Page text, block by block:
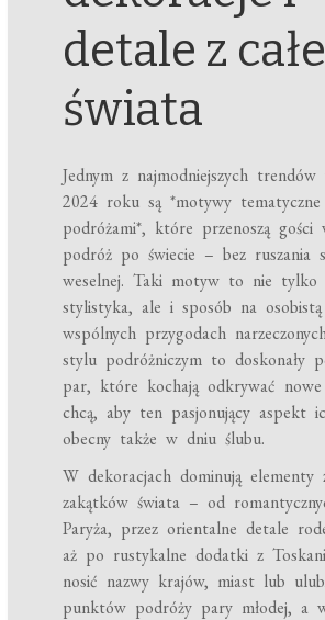
detale z
świata
Jednym z najmodniejszych
2024 roku są *motywy tematyczne
podróżami*, które przenoszą gości
podróż po świecie – bez ruszania
weselnej. Taki motyw to nie tylko
stylistyka, ale i sposób na
wspólnych przygodach
stylu podróżniczym to doskonały
par, które kochają odkrywać
chcą, aby ten pasjonujący aspekt
obecny także w dniu ślubu.
W dekoracjach dominują elementy
zakątków świata – od
Paryża, przez orientalne detale
aż po rustykalne dodatki z
nosić nazwy krajów, miast lub
punktów podróży pary młodej, a